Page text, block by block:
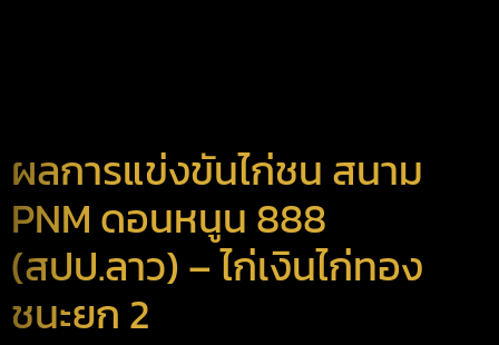
ผลการแข่งขันไก่ชน สนาม
PNM ดอนหนูน 888
(สปป.ลาว) – ไก่เงินไก่ทอง
ชนะยก 2